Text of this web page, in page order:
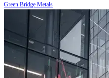
Green Bridge Metals